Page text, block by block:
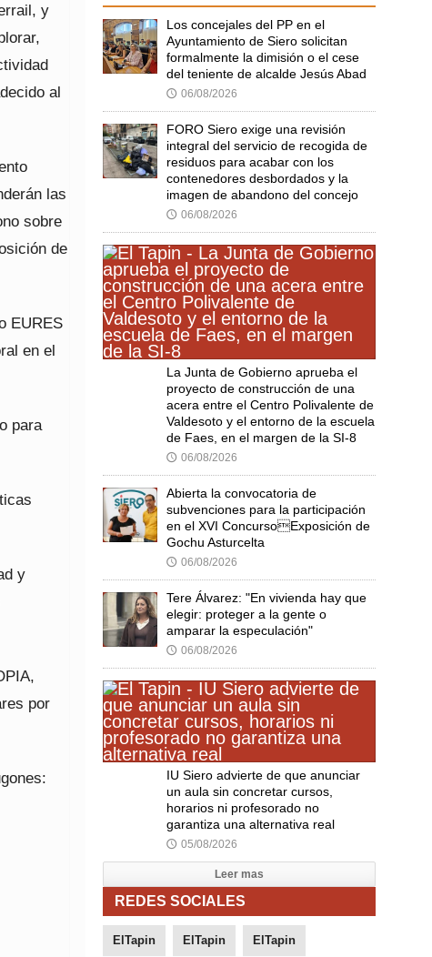
y
al
las
sobre
de
EURES
en el
para
y
por
Los concejales del PP en el
Ayuntamiento de Siero solicitan
formalmente la dimisión o el cese
del teniente de alcalde Jesús Abad
🕔 06/08/2026
FORO Siero exige una revisión
integral del servicio de recogida de
residuos para acabar con los
contenedores desbordados y la
imagen de abandono del concejo
🕔 06/08/2026
La Junta de Gobierno aprueba el
proyecto de construcción de una
acera entre el Centro Polivalente de
Valdesoto y el entorno de la escuela
de Faes, en el margen de la SI-8
🕔 06/08/2026
Abierta la convocatoria de
subvenciones para la participación
en el XVI ConcursoExposición de
Gochu Asturcelta
🕔 06/08/2026
Tere Álvarez: "En vivienda hay que
elegir: proteger a la gente o
amparar la especulación"
🕔 06/08/2026
IU Siero advierte de que anunciar
un aula sin concretar cursos,
horarios ni profesorado no
garantiza una alternativa real
🕔 05/08/2026
Leer mas
REDES SOCIALES
ElTapin ElTapin ElTapin